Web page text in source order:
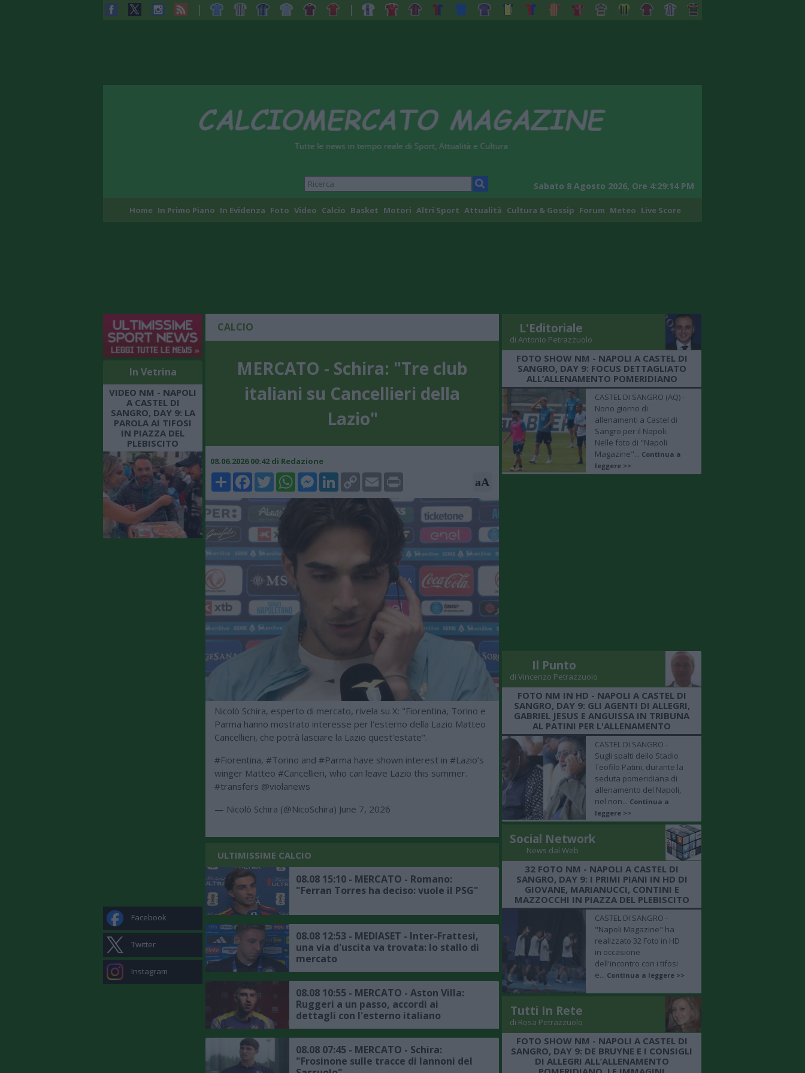
Sabato 8 Agosto 2026, Ore 4:29:15 PM
Home In Primo Piano In Evidenza Foto Video Calcio Basket Motori Altri Sport Attualità Cultura & Gossip Forum Meteo Live Score
In Vetrina
VIDEO NM - NAPOLI
A CASTEL DI
SANGRO, DAY 9: LA
PAROLA AI TIFOSI
IN PIAZZA DEL
PLEBISCITO
Facebook
Twitter
Instagram
CALCIO
MERCATO - Schira: "Tre club
italiani su Cancellieri della
Lazio"
08.06.2026 00:42 di Redazione
ShareFacebookTwitterWhatsAppMessenger
LinkedIn
Copy
Link
Email Print aA
Nicolò Schira, esperto di mercato, rivela su X: "Fiorentina, Torino e
Parma hanno mostrato interesse per l'esterno della Lazio Matteo
Cancellieri, che potrà lasciare la Lazio quest'estate".
#Fiorentina, #Torino and #Parma have shown interest in #Lazio’s
winger Matteo #Cancellieri, who can leave Lazio this summer.
#transfers @violanews
— Nicolò Schira (@NicoSchira) June 7, 2026
ULTIMISSIME CALCIO
08.08 15:10 - MERCATO - Romano:
"Ferran Torres ha deciso: vuole il PSG"
08.08 12:53 - MEDIASET - Inter-Frattesi,
una via d'uscita va trovata: lo stallo di
mercato
08.08 10:55 - MERCATO - Aston Villa:
Ruggeri a un passo, accordi ai
dettagli con l'esterno italiano
08.08 07:45 - MERCATO - Schira:
"Frosinone sulle tracce di Iannoni del
L'Editoriale
di Antonio Petrazzuolo
FOTO SHOW NM - NAPOLI A CASTEL DI
SANGRO, DAY 9: FOCUS DETTAGLIATO
ALL’ALLENAMENTO POMERIDIANO
CASTEL DI SANGRO (AQ) -
Nono giorno di
allenamenti a Castel di
Sangro per il Napoli.
Nelle foto di "Napoli
Magazine"... Continua a
leggere >>
Il Punto
di Vincenzo Petrazzuolo
FOTO NM IN HD - NAPOLI A CASTEL DI
SANGRO, DAY 9: GLI AGENTI DI ALLEGRI,
GABRIEL JESUS E ANGUISSA IN TRIBUNA
AL PATINI PER L'ALLENAMENTO
CASTEL DI SANGRO -
Sugli spalti dello Stadio
Teofilo Patini, durante la
seduta pomeridiana di
allenamento del Napoli,
nel non... Continua a
leggere >>
Social Network
News dal Web
32 FOTO NM - NAPOLI A CASTEL DI
SANGRO, DAY 9: I PRIMI PIANI IN HD DI
GIOVANE, MARIANUCCI, CONTINI E
MAZZOCCHI IN PIAZZA DEL PLEBISCITO
CASTEL DI SANGRO -
"Napoli Magazine" ha
realizzato 32 Foto in HD
in occasione
dell'incontro con i tifosi
e... Continua a leggere >>
Tutti In Rete
di Rosa Petrazzuolo
FOTO SHOW NM - NAPOLI A CASTEL DI
SANGRO, DAY 9: DE BRUYNE E I CONSIGLI
DI ALLEGRI ALL’ALLENAMENTO